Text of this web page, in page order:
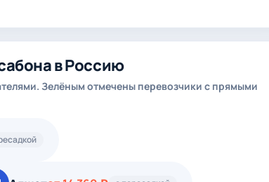
в Россию
Зелёным отмечены перевозчики с прямыми